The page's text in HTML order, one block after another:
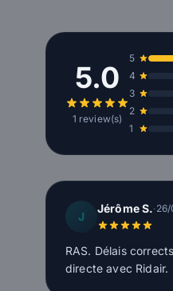
5.0
1 review(s)
5
4
3
2
1
J
Jérôme S.·
RAS. Délais
directe avec Ridair.